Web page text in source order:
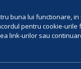
buna lui functionare,
pentru cookie-urile
link-urilor sau